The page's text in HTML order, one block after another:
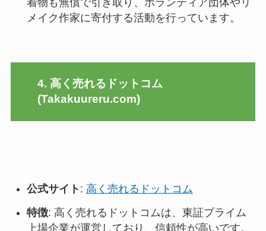
着物も無償で引き取り、ボランティア団体やリ
メイク作家に寄付する活動を行っています。
4. 高く売れるドットコム
(Takakuureru.com)
公式サイト : 高く売れるドットコム
特徴: 高く売れるドットコムは、東証プライム
上場企業が運営しており、信頼性が高いです。